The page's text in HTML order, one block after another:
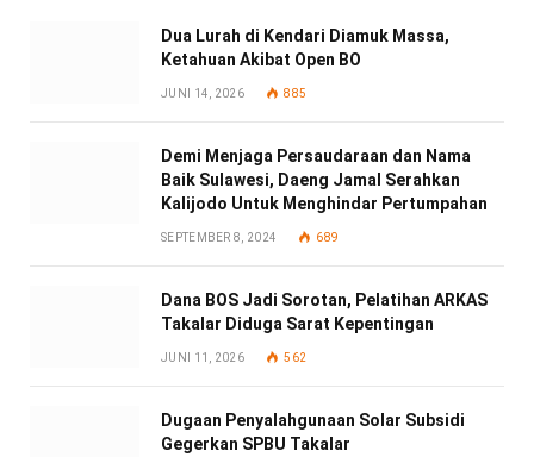
Dua Lurah di Kendari Diamuk Massa,
Ketahuan Akibat Open BO
JUNI 14, 2026 885
Demi Menjaga Persaudaraan dan Nama
Baik Sulawesi, Daeng Jamal Serahkan
Kalijodo Untuk Menghindar Pertumpahan
SEPTEMBER 8, 2024 689
Dana BOS Jadi Sorotan, Pelatihan ARKAS
Takalar Diduga Sarat Kepentingan
JUNI 11, 2026 562
Dugaan Penyalahgunaan Solar Subsidi
Gegerkan SPBU Takalar